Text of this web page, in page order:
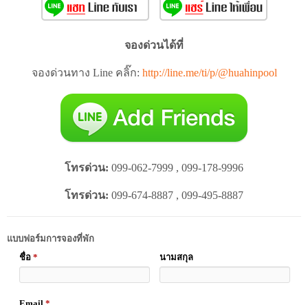
จองด่วนได้ที่
จองด่วนทาง Line คลิ๊ก: http://line.me/ti/p/@huahinpool
โทรด่วน: 099-062-7999 , 099-178-9996
โทรด่วน: 099-674-8887 , 099-495-8887
แบบฟอร์มการจองที่พัก
ชื่อ * นามสกุล